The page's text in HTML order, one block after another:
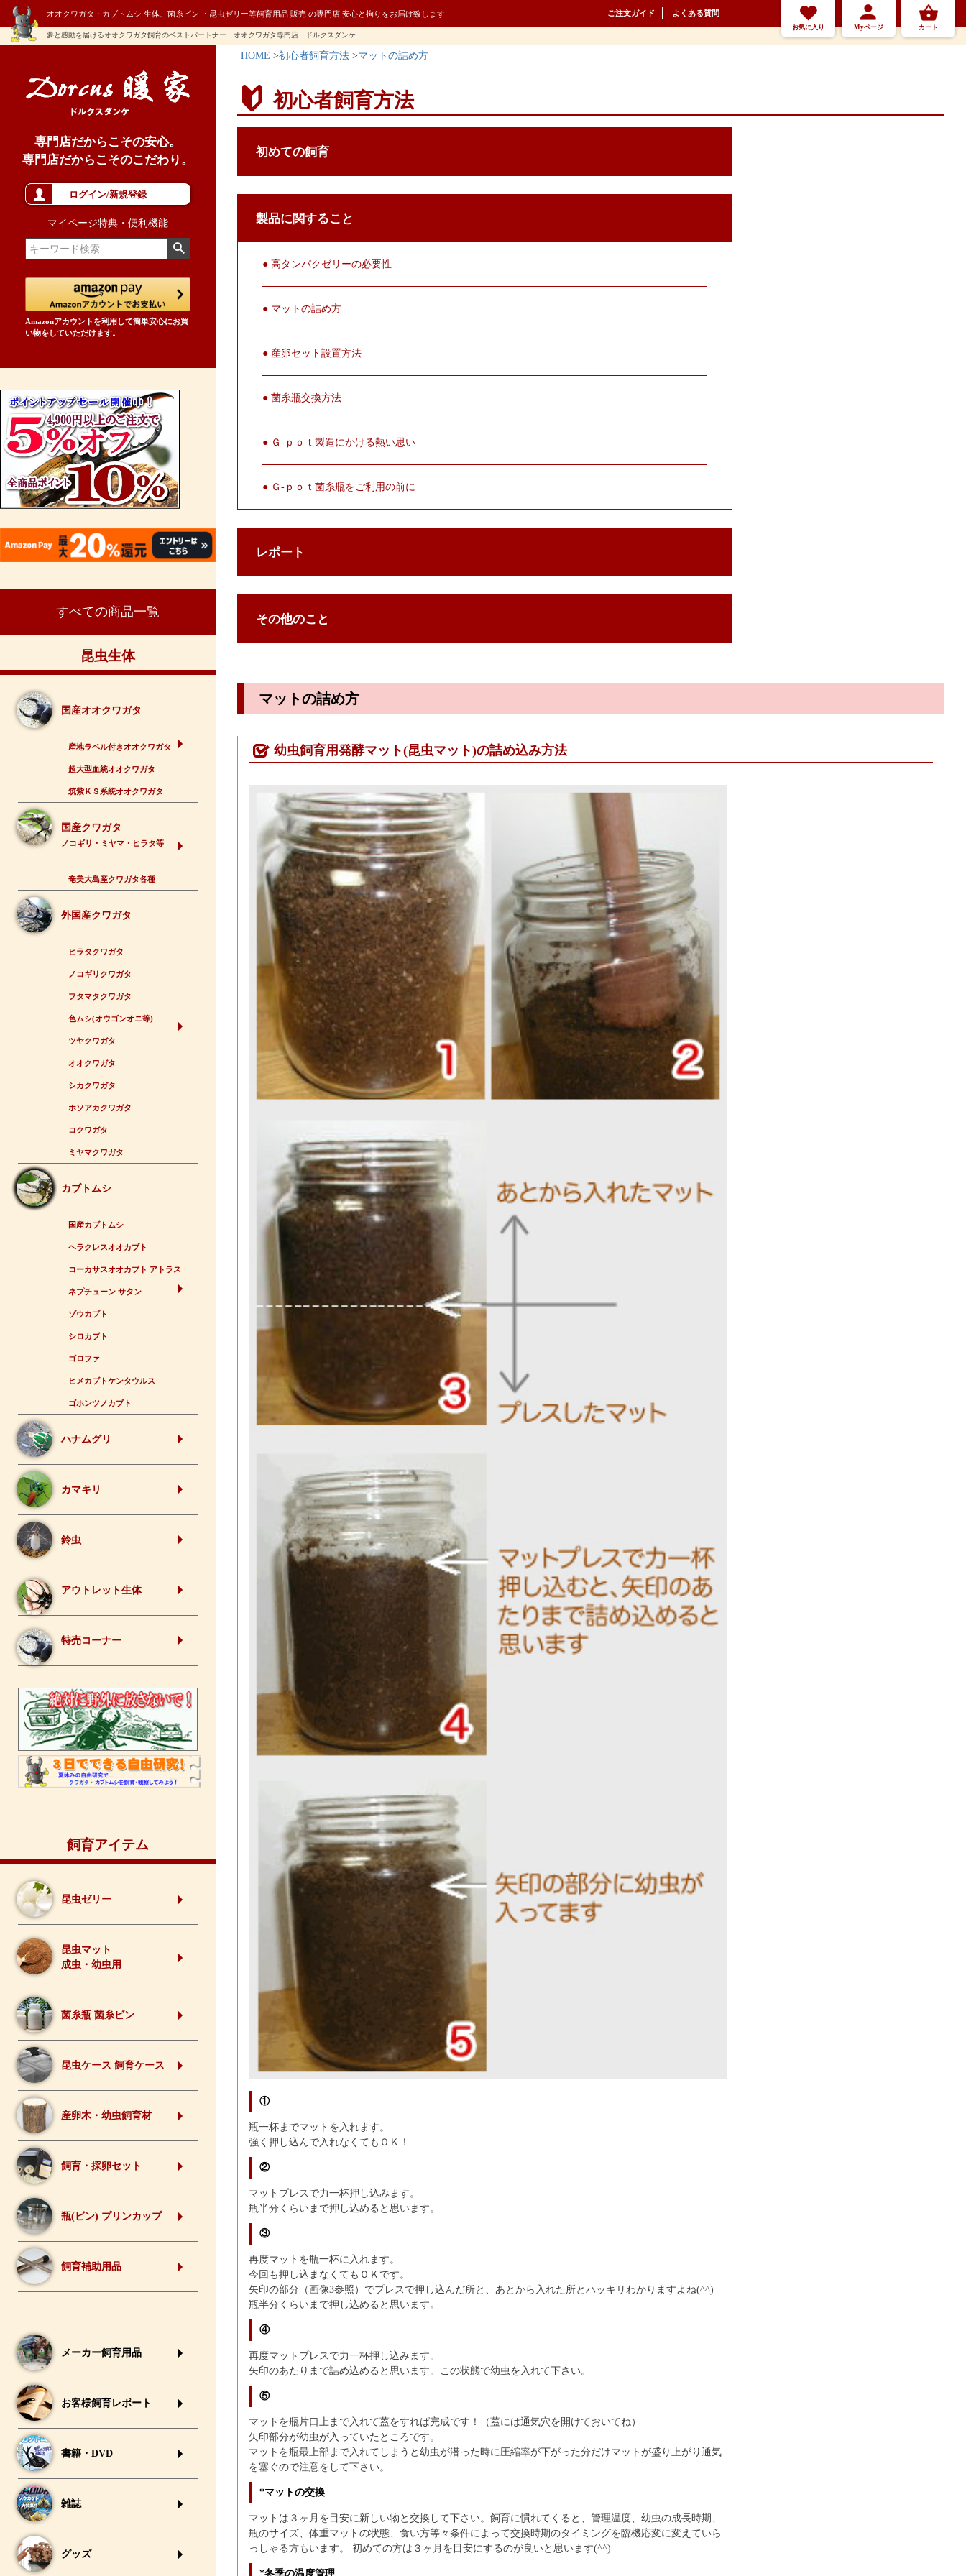
オオクワガタ・カブトムシ 生体、菌糸ビン ・昆虫ゼリー等飼育用品 販売 の専門店 安心と拘りをお届け致します ご注文ガイド よくある質問
夢と感動を届けるオオクワガタ飼育のベストパートナー オオクワガタ専門店 ドルクスダンケ
お気に入り Myページ カート
専門店だからこその安心。
専門店だからこそのこだわり。
ログイン/新規登録
マイページ特典・便利機能
Amazonアカウントを利用して簡単安心にお買
い物をしていただけます。
すべての商品一覧
昆虫生体
国産オオクワガタ
産地ラベル付きオオクワガタ
超大型血統オオクワガタ
筑紫ＫＳ系統オオクワガタ
国産クワガタ
ノコギリ・ミヤマ・ヒラタ等
奄美大島産クワガタ各種
外国産クワガタ
ヒラタクワガタ
ノコギリクワガタ
フタマタクワガタ
色ムシ(オウゴンオニ等)
ツヤクワガタ
オオクワガタ
シカクワガタ
ホソアカクワガタ
コクワガタ
ミヤマクワガタ
カブトムシ
国産カブトムシ
ヘラクレスオオカブト
コーカサスオオカブト アトラス
ネプチューン サタン
ゾウカブト
シロカブト
ゴロファ
ヒメカブトケンタウルス
ゴホンツノカブト
ハナムグリ
カマキリ
鈴虫
アウトレット生体
特売コーナー
飼育アイテム
昆虫ゼリー
昆虫マット
成虫・幼虫用
菌糸瓶 菌糸ビン
昆虫ケース 飼育ケース
産卵木・幼虫飼育材
飼育・採卵セット
瓶(ビン) プリンカップ
飼育補助用品
メーカー飼育用品
お客様飼育レポート
書籍・DVD
雑誌
グッズ
HOME 初心者飼育方法 マットの詰め方
初心者飼育方法
初めての飼育
製品に関すること
● 高タンパクゼリーの必要性
● マットの詰め方
● 産卵セット設置方法
● 菌糸瓶交換方法
● Ｇ-ｐｏｔ製造にかける熱い思い
● Ｇ-ｐｏｔ菌糸瓶をご利用の前に
レポート
その他のこと
マットの詰め方
幼虫飼育用発酵マット(昆虫マット)の詰め込み方法
①
瓶一杯までマットを入れます。
強く押し込んで入れなくてもＯＫ！
②
マットプレスで力一杯押し込みます。
瓶半分くらいまで押し込めると思います。
③
再度マットを瓶一杯に入れます。
今回も押し込まなくてもＯＫです。
矢印の部分（画像3参照）でプレスで押し込んだ所と、あとから入れた所とハッキリわかりますよね(^^)
瓶半分くらいまで押し込めると思います。
④
再度マットプレスで力一杯押し込みます。
矢印のあたりまで詰め込めると思います。この状態で幼虫を入れて下さい。
⑤
マットを瓶片口上まで入れて蓋をすれば完成です！（蓋には通気穴を開けておいてね）
矢印部分が幼虫が入っていたところです。
マットを瓶最上部まで入れてしまうと幼虫が潜った時に圧縮率が下がった分だけマットが盛り上がり通気
を塞ぐので注意をして下さい。
*マットの交換
マットは３ヶ月を目安に新しい物と交換して下さい。飼育に慣れてくると、管理温度、幼虫の成長時期、
瓶のサイズ、体重マットの状態、食い方等々条件によって交換時期のタイミングを臨機応変に変えていら
っしゃる方もいます。 初めての方は３ヶ月を目安にするのが良いと思います(^^)
*冬季の温度管理